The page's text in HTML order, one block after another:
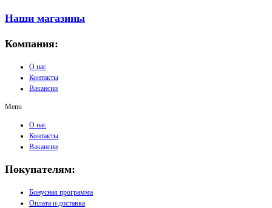
Наши магазины
Компания:
О нас
Контакты
Вакансии
Menu
О нас
Контакты
Вакансии
Покупателям:
Бонусная программа
Оплата и доставка